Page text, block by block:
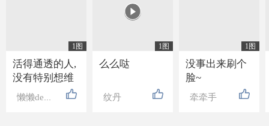
1图
活得通透的人,
没有特别想维
持的关系, 也没
有特别想要的
懒懒de高贵
1图

么么哒
纹丹
1图
没事出来刷个
脸~
牵牵手